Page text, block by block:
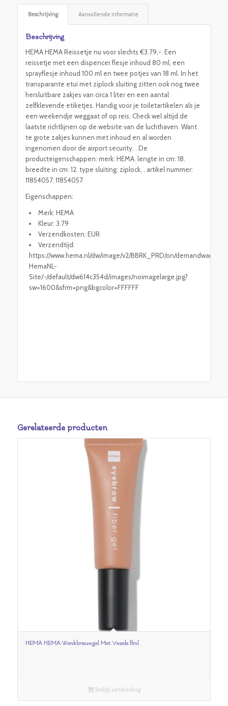
Beschrijving Aanvullende informatie
Beschrijving
HEMA HEMA Reissetje nu voor slechts €3.79,-. Een
reissetje met een dispencer flesje inhoud 80 ml, een
sprayflesje inhoud 100 ml en twee potjes van 18 ml. In het
transparante etui met ziplock sluiting zitten ook nog twee
hersluitbare zakjes van circa 1 liter en een aantal
zelfklevende etiketjes. Handig voor je toiletartikelen als je
een weekendje weggaat of op reis. Check wel altijd de
laatste richtlijnen op de website van de luchthaven. Want
te grote zakjes kunnen met inhoud en al worden
ingenomen door de airport security. . De
producteigenschappen: merk: HEMA. lengte in cm: 18.
breedte in cm: 12. type sluiting: ziplock, . artikel nummer:
11854057. 11854057.
Eigenschappen:
Merk: HEMA
Kleur: 3.79
Verzendkosten: EUR
Verzendtijd:
https://www.hema.nl/dw/image/v2/BBRK_PRD/on/
HemaNL-
Site/-/default/dw614c354d/images/noimagelarge.jpg?
sw=1600&sfrm=png&bgcolor=FFFFFF
Gerelateerde producten
HEMA HEMA Wenkbrauwgel Met Vezels 8ml
Bekijk aanbieding